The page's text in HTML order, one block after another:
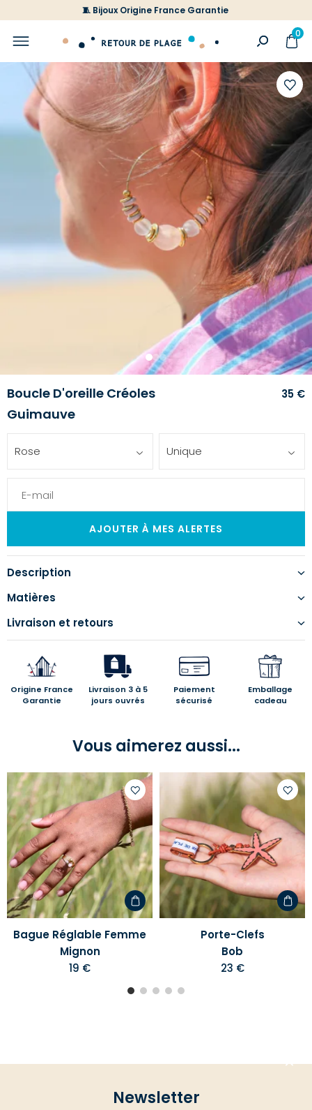
🧵 Bijoux Origine France Garantie
0
à
votre
liste
1 23
Boucle D'oreille Créoles
Guimauve
35 €
Rose Unique
Description
Matières
Livraison et retours
Origine France
Garantie
Livraison 3 à 5
jours ouvrés
Paiement
sécurisé
Emballage
cadeau
Vous aimerez aussi...
Ajouter
à
votre
liste
d'envies
Bague Réglable Femme
Mignon
19 €
à
votre
liste
Porte-Clefs
Bob
23 €
Newsletter